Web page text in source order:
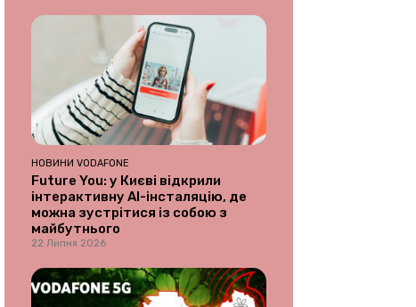
НОВИНИ VODAFONE
Future You: у Києві відкрили
інтерактивну AI-інсталяцію, де
можна зустрітися із собою з
майбутнього
22 Липня 2026